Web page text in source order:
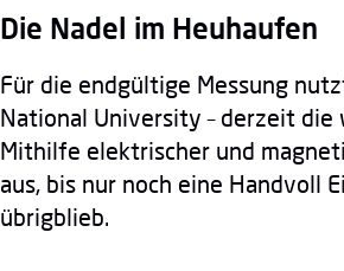
Die Nadel im Heuhaufen
Für die endgültige Messung
National University – derzeit
Mithilfe elektrischer und
aus, bis nur noch eine Handvoll
übrigblieb.